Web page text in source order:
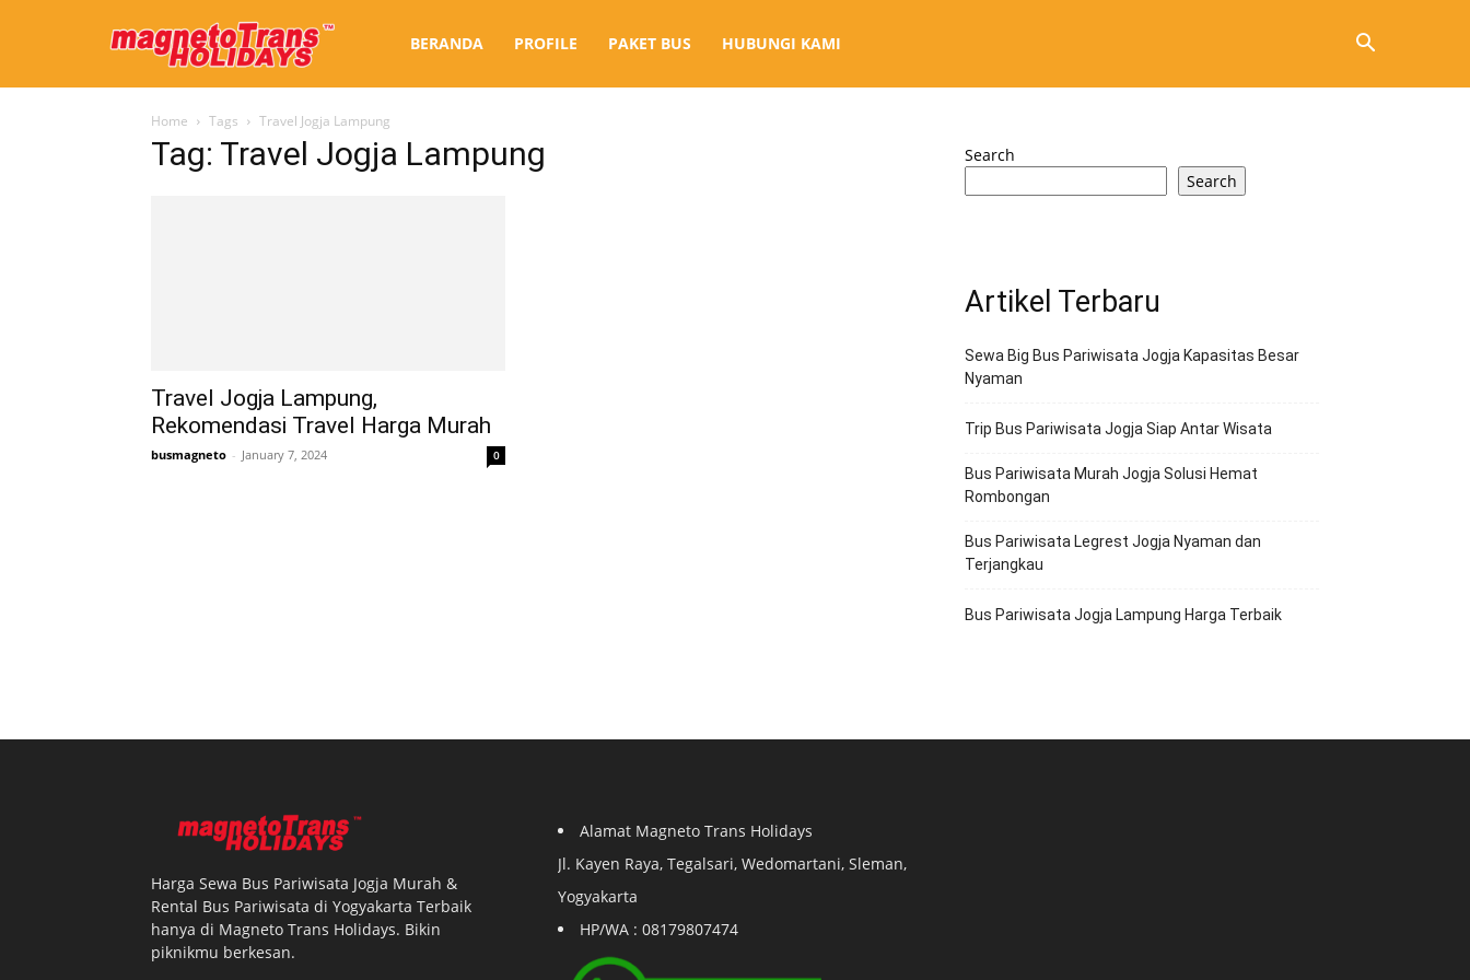
Bus
BERANDA PROFILE PAKET BUS HUBUNGI KAMI
Home Tags Travel Jogja Lampung
Tag: Travel Jogja Lampung
Travel Jogja Lampung,
Rekomendasi Travel Harga Murah
busmagneto - January 7, 2024 0
Search
Search
Artikel Terbaru
Sewa Big Bus Pariwisata Jogja Kapasitas Besar
Nyaman
Trip Bus Pariwisata Jogja Siap Antar Wisata
Bus Pariwisata Murah Jogja Solusi Hemat
Rombongan
Bus Pariwisata Legrest Jogja Nyaman dan
Terjangkau
Bus Pariwisata Jogja Lampung Harga Terbaik
Harga Sewa Bus Pariwisata Jogja Murah &
Rental Bus Pariwisata di Yogyakarta Terbaik
hanya di Magneto Trans Holidays. Bikin
piknikmu berkesan.
Alamat Magneto Trans Holidays
Jl. Kayen Raya, Tegalsari, Wedomartani, Sleman,
Yogyakarta
HP/WA : 08179807474